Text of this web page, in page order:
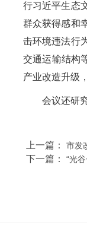
行习近平生态
群众获得感和
击环境违法行
交通运输结构
产业改造升级
会议还研
上一篇： 市发
下一篇： “光